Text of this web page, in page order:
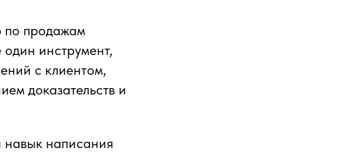
по продажам
инструмент,
с клиентом,
доказательств и
навык написания